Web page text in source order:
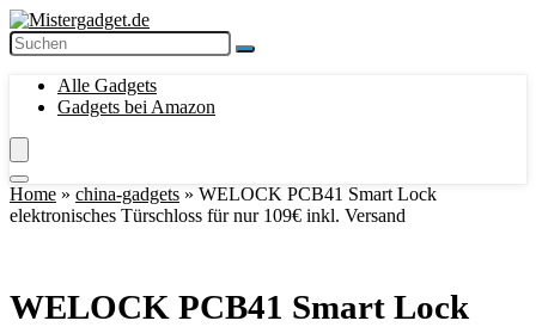
Alle Gadgets
Gadgets bei Amazon
Home » china-gadgets » WELOCK PCB41 Smart Lock
elektronisches Türschloss für nur 109€ inkl. Versand
WELOCK PCB41 Smart Lock